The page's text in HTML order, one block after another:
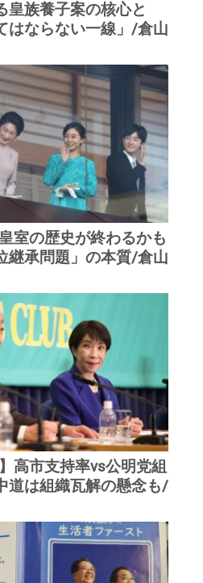
皇族養子案の核心と
はならない一線」/倉山
室の歴史が終わるかも
継承問題」の本質/倉山
高市支持率vs公明党組
道は組織瓦解の懸念も/